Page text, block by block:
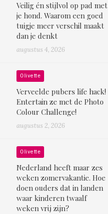
Veilig én stijlvol op pad met
je hond. Waarom een goed
tuigje meer verschil maakt
dan je denkt
augustus 4, 2026
Olivette
Verveelde pubers life hack!
Entertain ze met de Photo
Colour Challenge!
augustus 2, 2026
Olivette
Nederland heeft maar zes
weken zomervakantie. Hoe
doen ouders dat in landen
waar kinderen twaalf
weken vrij zijn?